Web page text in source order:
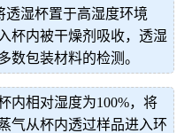
透湿杯置于高湿度环境
杯内被干燥剂吸收，透湿
数包装材料的检测。
内相对湿度为100%，将
气从杯内透过样品进入环